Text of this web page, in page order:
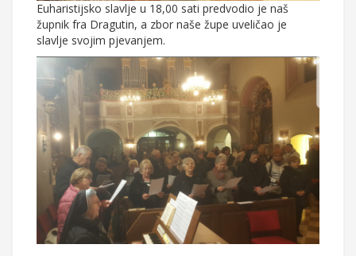
Euharistijsko slavlje u 18,00 sati predvodio je naš
župnik fra Dragutin, a zbor naše župe uveličao je
slavlje svojim pjevanjem.